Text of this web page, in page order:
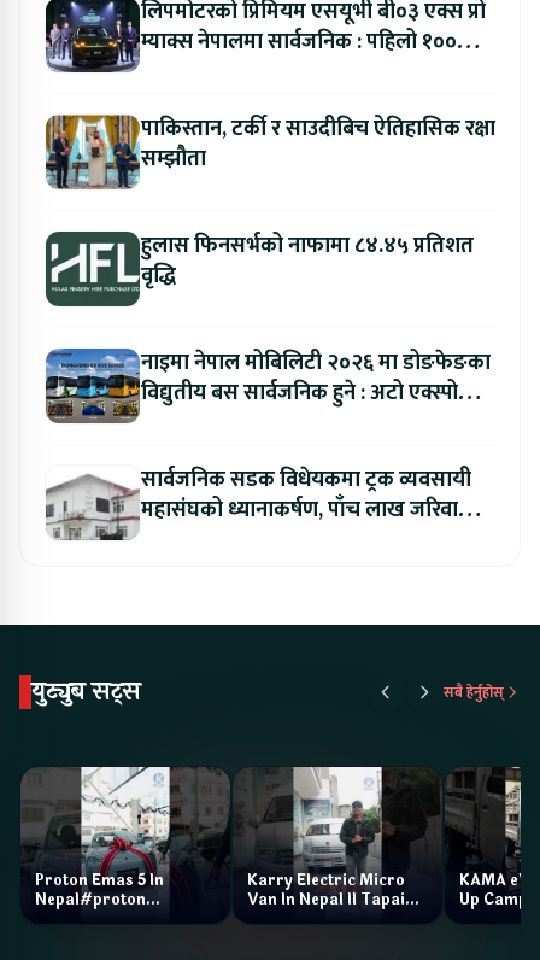
लिपमोटरको प्रिमियम एसयूभी बी०३ एक्स प्रो
म्याक्स नेपालमा सार्वजनिक : पहिलो १००
पाकिस्तान, टर्की र साउदीबिच ऐतिहासिक रक्षा
सम्झौता
हुलास फिनसर्भको नाफामा ८४.४५ प्रतिशत
वृद्धि
नाइमा नेपाल मोबिलिटी २०२६ मा डोङफेङका
विद्युतीय बस सार्वजनिक हुने : अटो एक्स्पोमा
सार्वजनिक सडक विधेयकमा ट्रक व्यवसायी
महासंघको ध्यानाकर्षण, पाँच लाख जरिवाना
युट्युब सट्स सबै हेर्नुहोस्
Proton Emas 5 In
Nepal#proton
#protonemas5#protonnepal#evcarnepal
Karry Electric Micro
Van In Nepal II Tapaiko
Bazar II Jankari
KAMA eV
Up Camp